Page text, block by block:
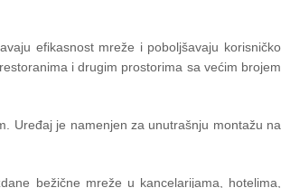
efikasnost mreže i poboljšavaju korisničko
i drugim prostorima sa većim brojem
Uređaj je namenjen za unutrašnju montažu na
bežične mreže u kancelarijama, hotelima,